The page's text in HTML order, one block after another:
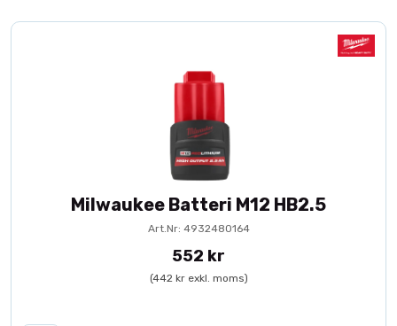
Milwaukee Batteri M12 HB2.5
Art.Nr: 4932480164
552 kr
(442 kr exkl. moms)